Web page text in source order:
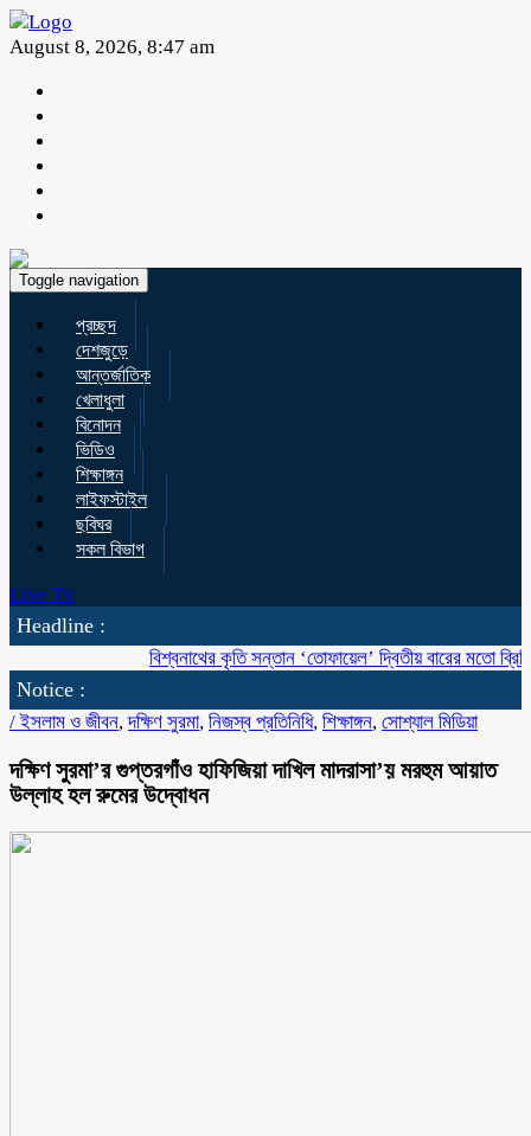
August 8, 2026, 8:47 am
Toggle navigation
প্রচ্ছদ
দেশজুড়ে
আন্তর্জাতিক
খেলাধুলা
বিনোদন
ভিডিও
শিক্ষাঙ্গন
লাইফস্টাইল
ছবিঘর
সকল বিভাগ
Live Tv
Headline :
বিশ্বনাথের কৃতি সন্তান ‘তোফায়েল’ দ্বিতীয় বারের মতো ব্রিটিশ
Notice :
/ইসলাম ও জীবন,দক্ষিণ সুরমা, নিজস্ব প্রতিনিধি, শিক্ষাঙ্গন, সোশ্যাল মিডিয়া
দক্ষিণ সুরমা’র গুপ্তরগাঁও হাফিজিয়া দাখিল মাদরাসা’য় মরহুম আয়াত
উল্লাহ হল রুমের উদ্বোধন